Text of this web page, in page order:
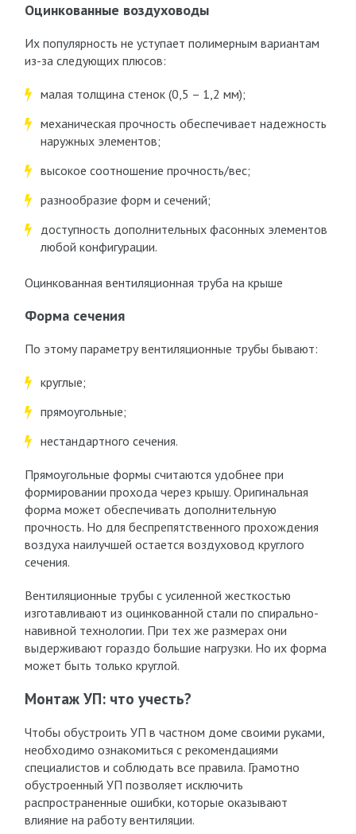
Оцинкованные воздуховоды
Их популярность не уступает полимерным вариантам
из-за следующих плюсов:
малая толщина стенок (0,5 – 1,2 мм);
механическая прочность обеспечивает надежность
наружных элементов;
высокое соотношение прочность/вес;
разнообразие форм и сечений;
доступность дополнительных фасонных элементов
любой конфигурации.
Оцинкованная вентиляционная труба на крыше
Форма сечения
По этому параметру вентиляционные трубы бывают:
круглые;
прямоугольные;
нестандартного сечения.
Прямоугольные формы считаются удобнее при
формировании прохода через крышу. Оригинальная
форма может обеспечивать дополнительную
прочность. Но для беспрепятственного прохождения
воздуха наилучшей остается воздуховод круглого
сечения.
Вентиляционные трубы с усиленной жесткостью
изготавливают из оцинкованной стали по спирально-
навивной технологии. При тех же размерах они
выдерживают гораздо большие нагрузки. Но их форма
может быть только круглой.
Монтаж УП: что учесть?
Чтобы обустроить УП в частном доме своими руками,
необходимо ознакомиться с рекомендациями
специалистов и соблюдать все правила. Грамотно
обустроенный УП позволяет исключить
распространенные ошибки, которые оказывают
влияние на работу вентиляции.